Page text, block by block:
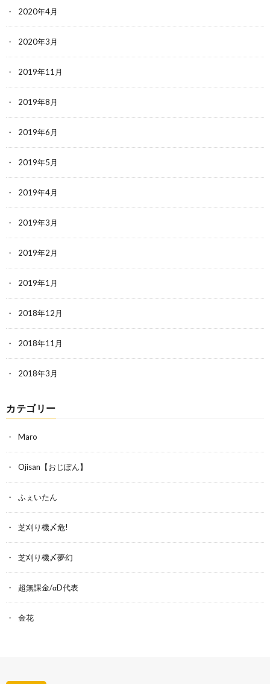
2020年4月
2020年3月
2019年11月
2019年8月
2019年6月
2019年5月
2019年4月
2019年3月
2019年2月
2019年1月
2018年12月
2018年11月
2018年3月
カテゴリー
Maro
Ojisan【おじぽん】
ふぇいたん
芝刈り機〆危!
芝刈り機〆夢幻
超無課金/αD代表
金花